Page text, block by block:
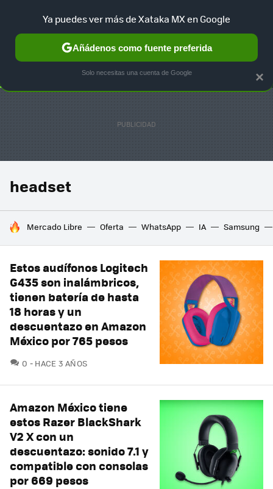
SELECCIÓN GAMING HOME AUTO TERRITORIO
headset
HOY SE HABLA DE
Mercado Libre Oferta WhatsApp IA Samsung
Estos audífonos Logitech
G435 son inalámbricos,
tienen batería de hasta
18 horas y un
descuentazo en Amazon
México por 765 pesos
0 COMENTARIOS
HACE 3 AÑOS
Amazon México tiene
estos Razer BlackShark
V2 X con un
descuentazo: sonido 7.1 y
compatible con consolas
por 669 pesos
×
Ya puedes ver más de Xataka MX en Google
Añádenos como fuente preferida
Solo necesitas una cuenta de Google